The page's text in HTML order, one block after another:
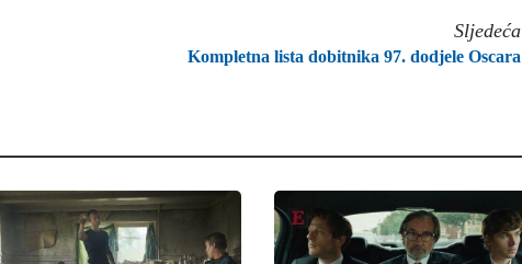
Sljedeća
Kompletna lista dobitnika 97. dodjele Oscara